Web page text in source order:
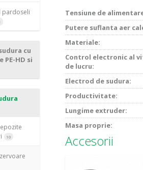
pardoseli
cu
PE-HD si
10
Tensiune de
Putere suflanta aer
Materiale:
Control electronic al
de lucru:
Electrod de sudura:
Productivitate:
Lungime extruder:
Masa proprie:
Accesorii